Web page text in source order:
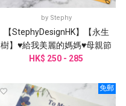
by Stephy
【StephyDesignHK】【永生
樹】♥給我美麗的媽媽♥母親節
禮物絲巾禮盒
HK$ 250 - 285
免郵